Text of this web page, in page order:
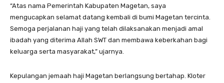
“Atas nama Pemerintah Kabupaten Magetan, saya
mengucapkan selamat datang kembali di bumi Magetan tercinta.
Semoga perjalanan haji yang telah dilaksanakan menjadi amal
ibadah yang diterima Allah SWT dan membawa keberkahan bagi
keluarga serta masyarakat,” ujarnya.
Kepulangan jemaah haji Magetan berlangsung bertahap. Kloter